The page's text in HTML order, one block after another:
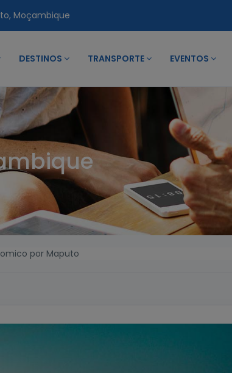
Moçambique
DESTINOS TRANSPORTE EVENTOS
por Maputo